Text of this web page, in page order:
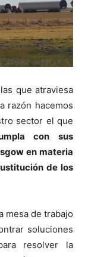
que atraviesa
razón hacemos
sector el que
con sus
en materia
de los
mesa de trabajo
soluciones
resolver la